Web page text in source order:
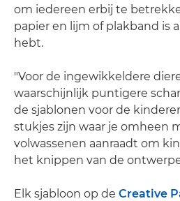
om iedereen erbij te
papier en lijm of plakband is
hebt.
"Voor de ingewikkeldere
waarschijnlijk puntigere
de sjablonen voor de
stukjes zijn waar je omheen
volwassenen aanraadt om
het knippen van de
Elk sjabloon op de Creative